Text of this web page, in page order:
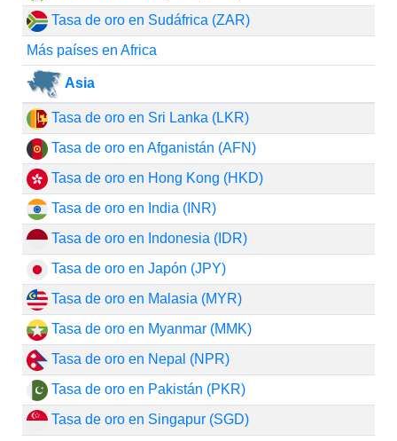
Tasa de oro en Sudáfrica (ZAR)
Más países en Africa
Asia
Tasa de oro en Sri Lanka (LKR)
Tasa de oro en Afganistán (AFN)
Tasa de oro en Hong Kong (HKD)
Tasa de oro en India (INR)
Tasa de oro en Indonesia (IDR)
Tasa de oro en Japón (JPY)
Tasa de oro en Malasia (MYR)
Tasa de oro en Myanmar (MMK)
Tasa de oro en Nepal (NPR)
Tasa de oro en Pakistán (PKR)
Tasa de oro en Singapur (SGD)